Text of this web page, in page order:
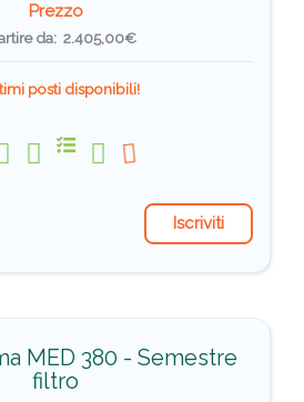
Prezzo
da: 2.405,00€
posti disponibili!
Iscriviti
MED 380 - Semestre
filtro